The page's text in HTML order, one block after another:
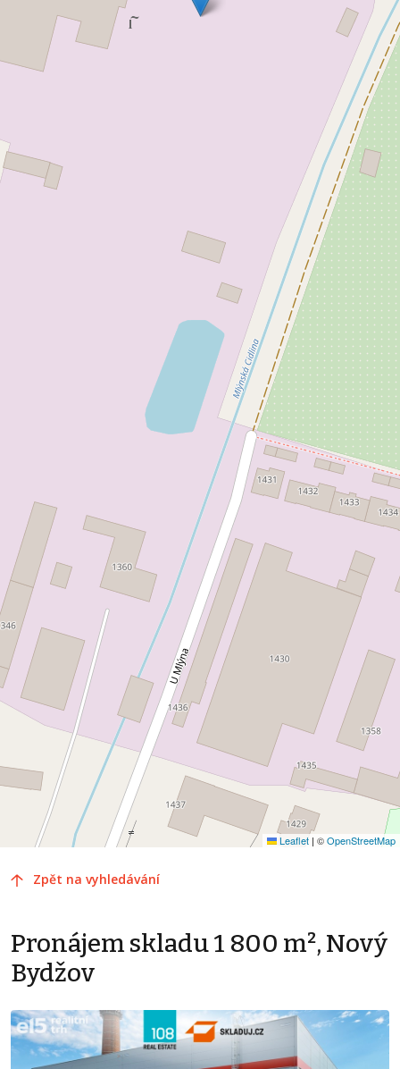
Leaflet | ©OpenStreetMap
Zpět na vyhledávání
Pronájem skladu 1 800 m², Nový
Bydžov